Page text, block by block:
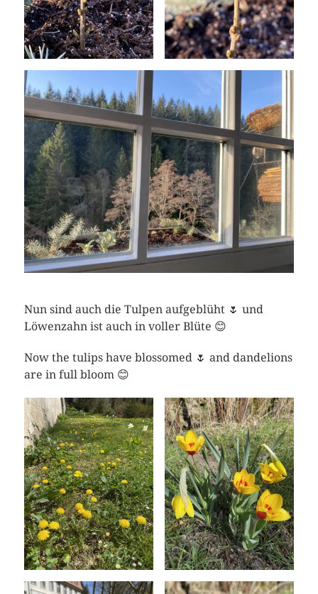
Nun sind auch die Tulpen aufgeblüht 🌷 und
Löwenzahn ist auch in voller Blüte 😊
Now the tulips have blossomed 🌷 and dandelions
are in full bloom 😊